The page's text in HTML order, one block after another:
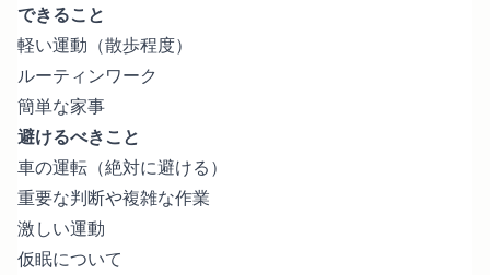
できること
軽い運動（散歩程度）
ルーティンワーク
簡単な家事
避けるべきこと
車の運転（絶対に避ける）
重要な判断や複雑な作業
激しい運動
仮眠について